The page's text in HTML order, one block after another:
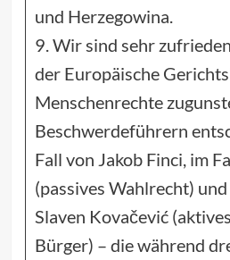
und Herzegowina.
9. Wir sind sehr
der Europäische
Menschenrechte
Beschwerdeführern
Fall von Jakob Finci, im
(passives Wahlrecht)
Slaven Kovačević
Bürger) – die während